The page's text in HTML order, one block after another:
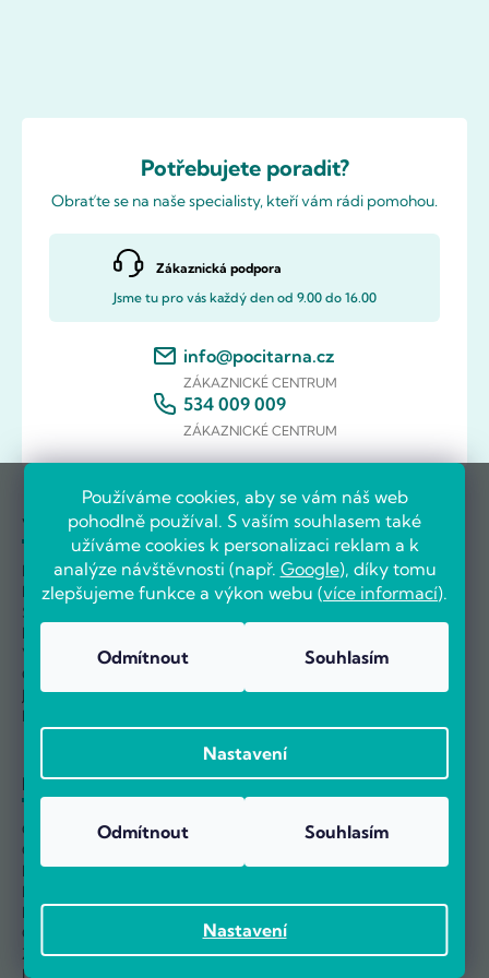
Používáme cookies, aby se vám náš web
pohodlně používal. S vaším souhlasem také
užíváme cookies k personalizaci reklam a k
analýze návštěvnosti (např. Google), díky tomu
zlepšujeme funkce a výkon webu (více informací).
Nastavení
Odmítnout Souhlasím
Nastavení
Odmítnout Souhlasím
Potřebujete poradit?
Obraťte se na naše specialisty, kteří vám rádi pomohou.
Zákaznická podpora
Jsme tu pro vás každý den od 9.00 do 16.00
info@pocitarna.cz
ZÁKAZNICKÉ CENTRUM
534 009 009
ZÁKAZNICKÉ CENTRUM
Vše o nákupu
Možnosti dopravy
Možnosti platby
Splátkový prodej
Průvodce reklamací
Výměna a vrácení
Odstoupit od smlouvy
Jak nakupovat
Nejčastější dotazy
O nás
Kontakty
O Počítárně
Velkoobchod
Informace
Obchodní podmínky
Ochrana osobních údajů
Informace o používání cookies
Nastavení sběru Cookies
Reklamační řád
Ověřování hodnocení
Zpětný odběr elektro odpadu